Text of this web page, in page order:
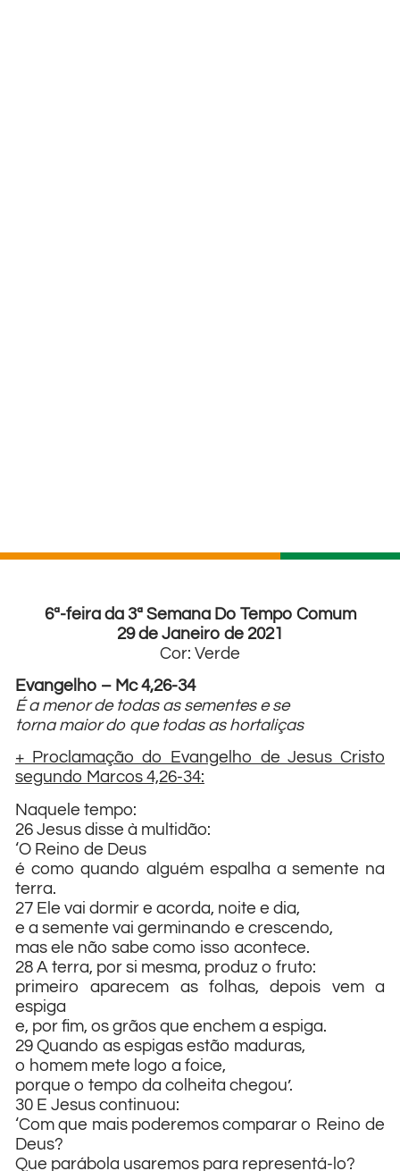
6ª-feira da 3ª Semana Do Tempo Comum
29 de Janeiro de 2021
Cor: Verde
Evangelho – Mc 4,26-34
É a menor de todas as sementes e se
torna maior do que todas as hortaliças
+ Proclamação do Evangelho de Jesus Cristo
segundo Marcos 4,26-34:
Naquele tempo:
26 Jesus disse à multidão:
‘O Reino de Deus
é como quando alguém espalha a semente na
terra.
27 Ele vai dormir e acorda, noite e dia,
e a semente vai germinando e crescendo,
mas ele não sabe como isso acontece.
28 A terra, por si mesma, produz o fruto:
primeiro aparecem as folhas, depois vem a
espiga
e, por fim, os grãos que enchem a espiga.
29 Quando as espigas estão maduras,
o homem mete logo a foice,
porque o tempo da colheita chegou’.
30 E Jesus continuou:
‘Com que mais poderemos comparar o Reino de
Deus?
Que parábola usaremos para representá-lo?